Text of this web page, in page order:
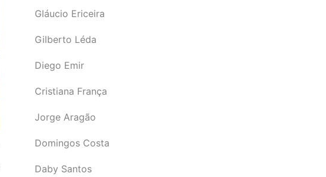
Gláucio Ericeira
Gilberto Léda
Diego Emir
Cristiana França
Jorge Aragão
Domingos Costa
Daby Santos